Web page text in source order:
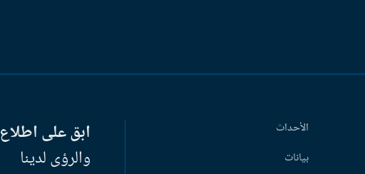
الأحداث
بيانات
ابق على اطلاع
والرؤى لدينا